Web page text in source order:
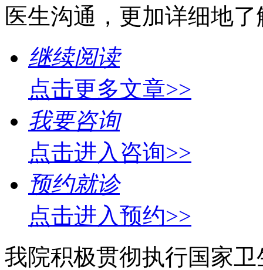
医生沟通，更加详细地
继续阅读
点击更多文章>>
我要咨询
点击进入咨询>>
预约就诊
点击进入预约>>
我院积极贯彻执行国家